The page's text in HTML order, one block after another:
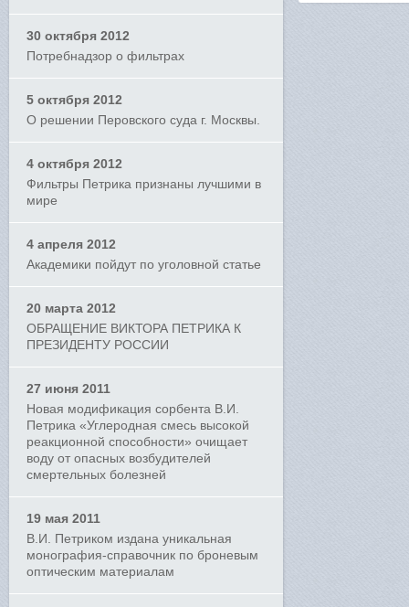
30 октября 2012
Потребнадзор о фильтрах
5 октября 2012
О решении Перовского суда г. Москвы.
4 октября 2012
Фильтры Петрика признаны лучшими в
мире
4 апреля 2012
Академики пойдут по уголовной статье
20 марта 2012
ОБРАЩЕНИЕ ВИКТОРА ПЕТРИКА К
ПРЕЗИДЕНТУ РОССИИ
27 июня 2011
Новая модификация сорбента В.И.
Петрика «Углеродная смесь высокой
реакционной способности» очищает
воду от опасных возбудителей
смертельных болезней
19 мая 2011
В.И. Петриком издана уникальная
монография-справочник по броневым
оптическим материалам